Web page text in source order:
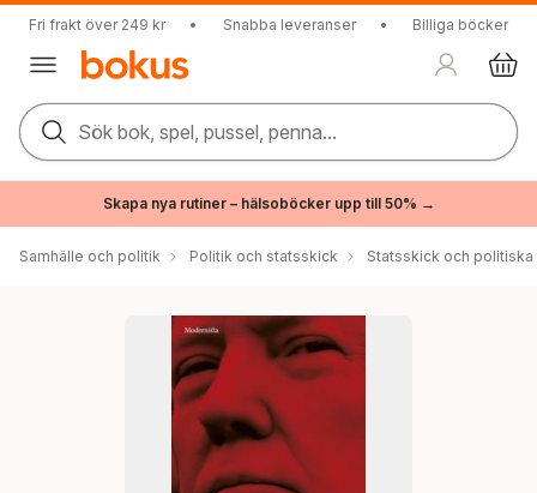
Fri frakt över 249 kr • Snabba leveranser • Billiga böcker
Sök bok, spel, pussel, penna...
Skapa nya rutiner – hälsoböcker upp till 50% →
Samhälle och politik Politik och statsskick Statsskick och